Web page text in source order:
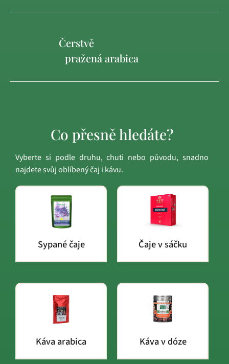
Čerstvě
pražená arabica
Co přesně hledáte?
Vyberte si podle druhu, chuti nebo původu, snadno
najdete svůj oblíbený čaj i kávu.
Sypané čaje Čaje v sáčku
Káva arabica Káva v dóze